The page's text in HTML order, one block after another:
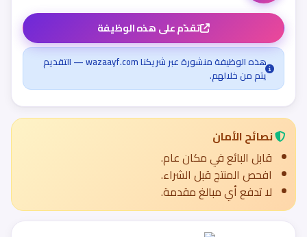
تقدّم على هذه الوظيفة
هذه الوظيفة منشورة عبر شريكنا wazaayf.com — التقديم
يتم من خلالهم.
نصائح الأمان
قابل البائع في مكان عام.
افحص المنتج قبل الشراء.
لا تدفع أي مبالغ مقدمة.